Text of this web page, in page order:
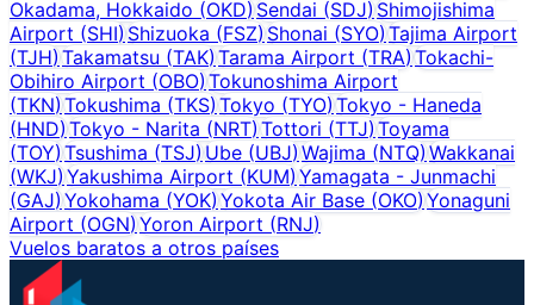
Okadama, Hokkaido (OKD)Sendai (SDJ) Shimojishima
Airport (SHI)Shizuoka (FSZ) Shonai (SYO) Tajima Airport
(TJH)Takamatsu (TAK) Tarama Airport (TRA) Tokachi-
Obihiro Airport (OBO)Tokunoshima Airport
(TKN)Tokushima (TKS) Tokyo (TYO) Tokyo - Haneda
(HND)Tokyo - Narita (NRT) Tottori (TTJ) Toyama
(TOY)Tsushima (TSJ) Ube (UBJ) Wajima (NTQ) Wakkanai
(WKJ)Yakushima Airport (KUM)Yamagata - Junmachi
(GAJ)Yokohama (YOK) Yokota Air Base (OKO) Yonaguni
Airport (OGN)Yoron Airport (RNJ)
Vuelos baratos a otros países